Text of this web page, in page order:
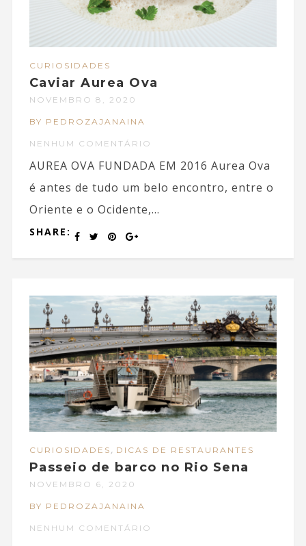
CURIOSIDADES
Caviar Aurea Ova
NOVEMBRO 8, 2020
BY PEDROZAJANAINA
NENHUM COMENTÁRIO
AUREA OVA FUNDADA EM 2016 Aurea Ova
é antes de tudo um belo encontro, entre o
Oriente e o Ocidente,...
SHARE:
CURIOSIDADES , DICAS DE RESTAURANTES
Passeio de barco no Rio Sena
NOVEMBRO 6, 2020
BY PEDROZAJANAINA
NENHUM COMENTÁRIO